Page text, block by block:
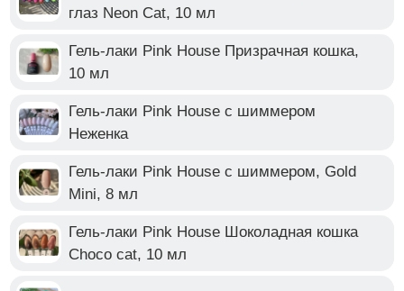
глаз Neon Cat, 10 мл
Гель-лаки Pink House Призрачная кошка,
10 мл
Гель-лаки Pink House с шиммером
Неженка
Гель-лаки Pink House с шиммером, Gold
Mini, 8 мл
Гель-лаки Pink House Шоколадная кошка
Choco cat, 10 мл